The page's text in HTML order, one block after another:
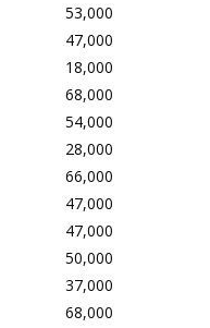
53,000
47,000
18,000
68,000
54,000
28,000
66,000
47,000
47,000
50,000
37,000
68,000